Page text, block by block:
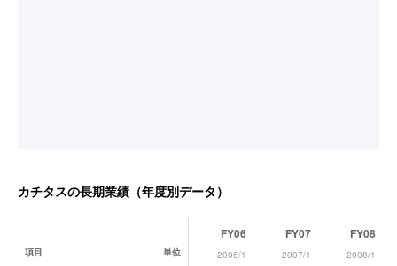
カチタスの長期業績（年度別データ）
項目 単位
FY06
2006/1
FY07
2007/1
FY08
2008/1